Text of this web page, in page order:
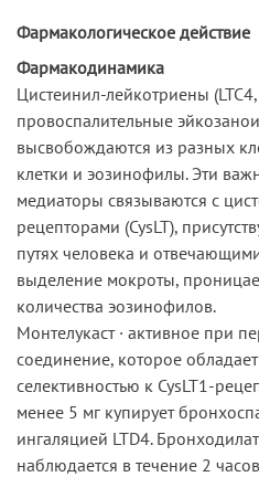
Фармакологическое действие
Фармакодинамика
Цистеинил-лейкотриены
провоспалительные
высвобождаются из разных
клетки и эозинофилы. Эти
медиаторы связываются с
рецепторами (CysLT),
путях человека и
выделение мокроты,
количества эозинофилов.
Монтелукаст · активное при
соединение, которое
селективностью к CysLT1-
менее 5 мг купирует
ингаляцией LTD4.
наблюдается в течение 2